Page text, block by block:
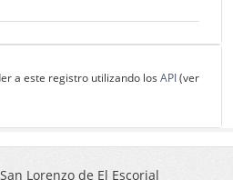
a este registro utilizando los API(ver
Lorenzo de El Escorial